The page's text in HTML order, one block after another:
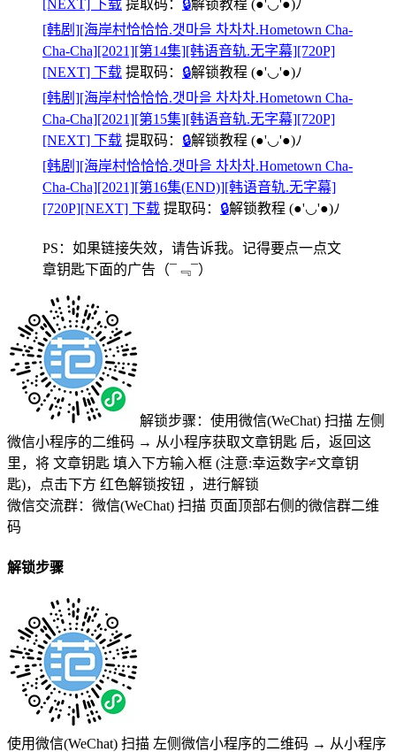
[NEXT] 下载 提取码： 🔒解锁教程 (●'◡'●)ﾉ
[韩剧][海岸村恰恰恰.갯마을 차차차.Hometown Cha-
Cha-Cha][2021][第14集][韩语音轨.无字幕][720P]
[NEXT] 下载 提取码： 🔒解锁教程 (●'◡'●)ﾉ
[韩剧][海岸村恰恰恰.갯마을 차차차.Hometown Cha-
Cha-Cha][2021][第15集][韩语音轨.无字幕][720P]
[NEXT] 下载 提取码： 🔒解锁教程 (●'◡'●)ﾉ
[韩剧][海岸村恰恰恰.갯마을 차차차.Hometown Cha-
Cha-Cha][2021][第16集(END)][韩语音轨.无字幕]
[720P][NEXT] 下载 提取码： 🔒解锁教程 (●'◡'●)ﾉ
PS：如果链接失效，请告诉我。记得要点一点文
章钥匙下面的广告 （¯﹃¯）
解锁步骤：使用微信(WeChat) 扫描 左侧
微信小程序的二维码 → 从小程序获取文章钥匙 后，返回这
里，将 文章钥匙 填入下方输入框 (注意:幸运数字≠文章钥
匙)，点击下方 红色解锁按钮 ，进行解锁
微信交流群：微信(WeChat) 扫描 页面顶部右侧的微信群二维
码
解锁步骤
使用微信(WeChat) 扫描 左侧微信小程序的二维码 → 从小程序